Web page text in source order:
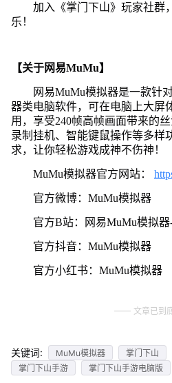
加入《掌门下山》玩家社群
乐！
【关于网易MuMu】
网易MuMu模拟器是一款针
器类电脑软件，可在电脑上大屏
用，享受240帧高帧画面带来的
录制挂机、智能键鼠操作等多样
求，让你轻松游戏成神不伤神！
MuMu模拟器官方网站：
官方微博：MuMu模拟器
官方B站：网易MuMu模拟器
官方抖音：MuMu模拟器
官方小红书：MuMu模拟器
文章已到
关键词: MuMu模拟器 掌门下山
掌门下山手游
掌门下山手游电脑版